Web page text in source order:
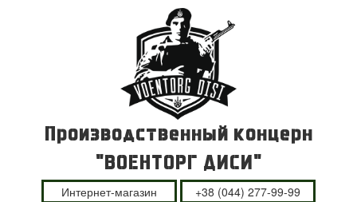
Производственный концерн
"ВОЕНТОРГ ДИСИ"
Интернет-магазин +38 (044) 277-99-99